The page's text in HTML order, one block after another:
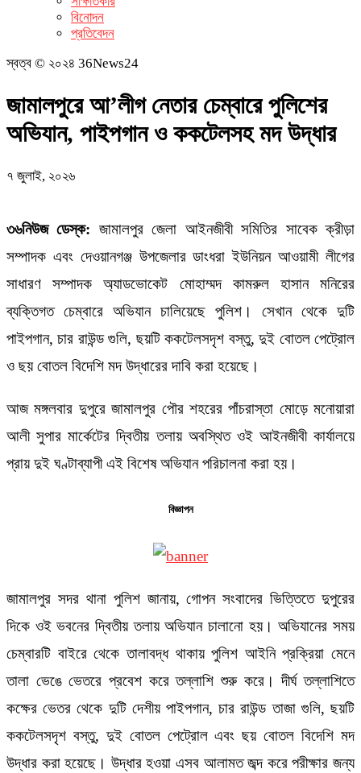
বিনোদন
প্রতিবেদন
স্বত্ব © ২০২৪ 36News24
জামালপুরে আ’লীগ নেতার চেম্বারে পুলিশের
অভিযান, পাইপগান ও ককটেলসহ মদ উদ্ধার
৭ জুলাই, ২০২৬
৩৬নিউজ ডেস্ক: জামালপুর জেলা আইনজীবী সমিতির সাবেক ক্রীড়া
সম্পাদক এবং দেওয়ানগঞ্জ উপজেলার ডাংধরা ইউনিয়ন আওয়ামী লীগের
সাধারণ সম্পাদক অ্যাডভোকেট মোহাম্মদ কামরুল হাসান মনিরের
ব্যক্তিগত চেম্বারে অভিযান চালিয়েছে পুলিশ। সেখান থেকে দুটি
পাইপগান, চার রাউন্ড গুলি, ছয়টি ককটেলসদৃশ বস্তু, দুই বোতল পেট্রোল
ও ছয় বোতল বিদেশি মদ উদ্ধারের দাবি করা হয়েছে।
আজ মঙ্গলবার দুপুরে জামালপুর পৌর শহরের পাঁচরাস্তা মোড়ে মনোয়ারা
আলী সুপার মার্কেটের দ্বিতীয় তলায় অবস্থিত ওই আইনজীবী কার্যালয়ে
প্রায় দুই ঘণ্টাব্যাপী এই বিশেষ অভিযান পরিচালনা করা হয়।
বিজ্ঞাপন
জামালপুর সদর থানা পুলিশ জানায়, গোপন সংবাদের ভিত্তিতে দুপুরের
দিকে ওই ভবনের দ্বিতীয় তলায় অভিযান চালানো হয়। অভিযানের সময়
চেম্বারটি বাইরে থেকে তালাবদ্ধ থাকায় পুলিশ আইনি প্রক্রিয়া মেনে
তালা ভেঙে ভেতরে প্রবেশ করে তল্লাশি শুরু করে। দীর্ঘ তল্লাশিতে
কক্ষের ভেতর থেকে দুটি দেশীয় পাইপগান, চার রাউন্ড তাজা গুলি, ছয়টি
ককটেলসদৃশ বস্তু, দুই বোতল পেট্রোল এবং ছয় বোতল বিদেশি মদ
উদ্ধার করা হয়েছে। উদ্ধার হওয়া এসব আলামত জব্দ করে পরীক্ষার জন্য